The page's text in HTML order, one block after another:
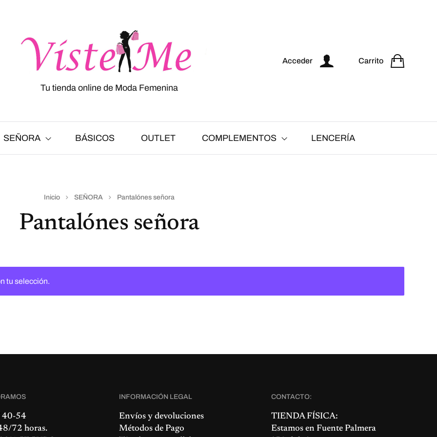
Tu tienda online de Moda Femenina
Acceder Carrito
SEÑORA BÁSICOS OUTLET COMPLEMENTOS LENCERÍA
Inicio SEÑORA Pantalónes señora
Pantalónes señora
tu selección.
40-54
72 horas.
INFORMACIÓN LEGAL
Envíos y devoluciones
Métodos de Pago
CONTACTO:
TIENDA FÍSICA:
Estamos en Fuente Palmera